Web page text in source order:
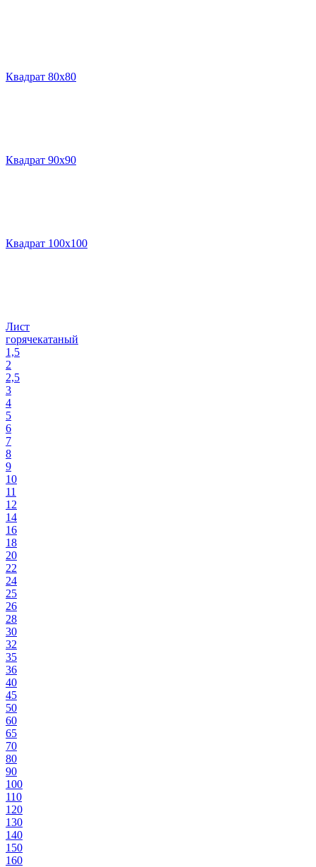
Квадрат 80х80
Квадрат 90х90
Квадрат 100х100
Лист
горячекатаный
1,5
2
2,5
3
4
5
6
7
8
9
10
11
12
14
16
18
20
22
24
25
26
28
30
32
35
36
40
45
50
60
65
70
80
90
100
110
120
130
140
150
160